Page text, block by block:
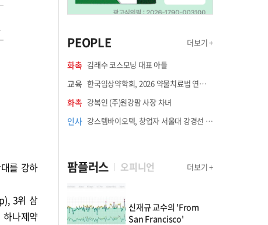
를 강하
3위 삼
나제약
PEOPLE 더보기 +
화촉 김래수 코스모닝 대표 아들
교육 한국임상약학회, 2026 약물치료법 연수강좌 8월 21일 개최
화촉 강복인 (주)원강팜 사장 차녀
인사 강스템바이오텍, 창업자 서울대 강경선 교수 최고과학책임자 선임
팜플러스 오피니언 더보기 +
신재규 교수의 'From
San Francisco'